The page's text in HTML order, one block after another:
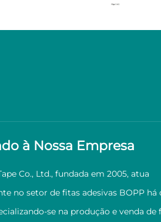
à Nossa Empresa
Co., Ltd., fundada em 2005, atua
no setor de fitas adesivas BOPP há
se na produção e venda de